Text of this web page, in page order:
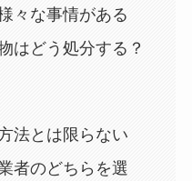
々な事情がある
はどう処分する？
法とは限らない
者のどちらを選